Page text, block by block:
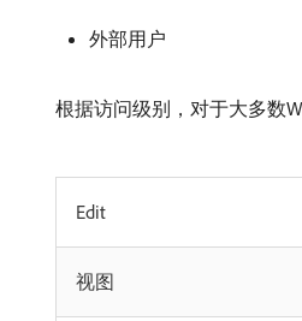
外部用户
根据访问级别，对于大多数
Edit
视图